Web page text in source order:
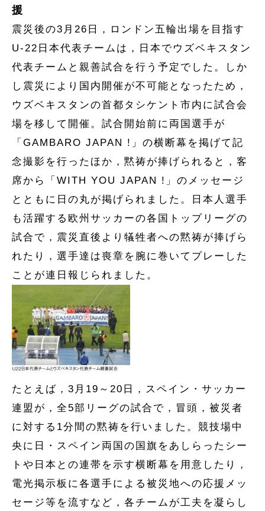
援
震災後の3月26日，ロンドン五輪出場を目指す
U-22日本代表チームは，日本でウズベキスタン
代表チームと親善試合を行う予定でした。しか
し震災により国内開催が不可能となったため，
ウズベキスタンの首都タシケント市内に試合会
場を移して開催。試合開始前に両国選手が
「GAMBARO JAPAN !」の横断幕を掲げて記
念撮影を行ったほか，黙祷が捧げられると，客
席から「WITH YOU JAPAN !」のメッセージ
とともに日の丸が掲げられました。日本人選手
も活躍する欧州サッカーの各国トップリーグの
試合で，震災直後より犠牲者への黙祷が捧げら
れたり，選手達は喪章を腕に巻いてプレーした
ことが連日報じられました。
たとえば，3月19～20日，スペイン・サッカー
連盟が，全5部リーグの試合で，冒頭，被災者
に対する1分間の黙祷を行いました。競技場中
央に日・スペイン両国の国旗をあしらったシー
トや日本との連帯を示す横断幕を用意したり，
電光掲示板に各選手による被災地への応援メッ
セージ等を流すなど，各チームが工夫を凝らし